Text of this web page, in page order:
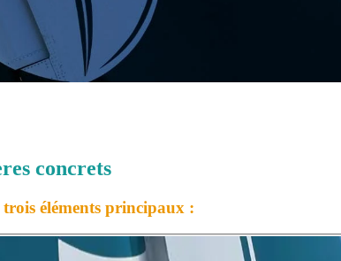
concrets
éléments principaux :